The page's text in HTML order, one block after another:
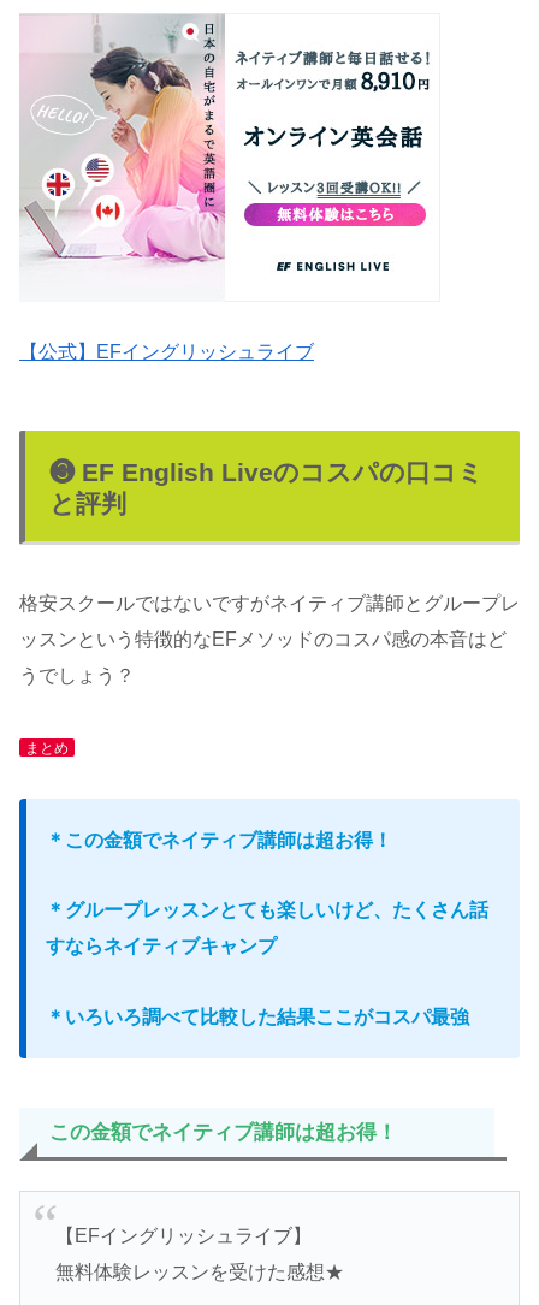
【公式】EFイングリッシュライブ
❸ EF English Liveのコスパの口コミ
と評判
格安スクールではないですがネイティブ講師とグループレ
ッスンという特徴的なEFメソッドのコスパ感の本音はど
うでしょう？
まとめ
＊この金額でネイティブ講師は超お得！
＊グループレッスンとても楽しいけど、たくさん話
すならネイティブキャンプ
＊いろいろ調べて比較した結果ここがコスパ最強
この金額でネイティブ講師は超お得！
【EFイングリッシュライブ】
無料体験レッスンを受けた感想★